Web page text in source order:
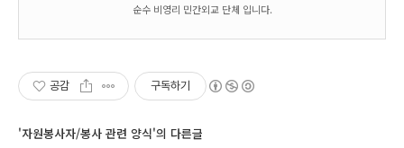
순수 비영리 민간외교 단체 입니다.
공감 구독하기
'자원봉사자/봉사 관련 양식'의 다른글